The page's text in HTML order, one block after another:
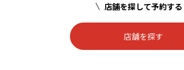
店舗を探して予約する
店舗を探す